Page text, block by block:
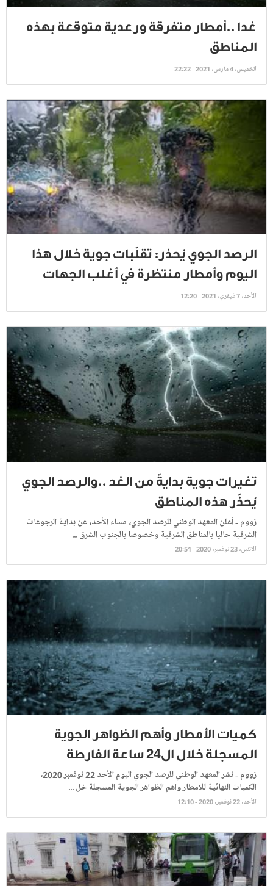
غدا ..أمطار متفرقة ورعدية متوقعة بهذه
المناطق
الخميس، 4 مارس، 2021 - 22:22
الرصد الجوي يُحذر: تقلّبات جوية خلال هذا
اليوم وأمطار منتظرة في أغلب الجهات
الأحد، 7 فيفري، 2021 - 12:20
تغيرات جوية بدايةً من الغد ..والرصد الجوي
يُحذّر هذه المناطق
زووم - أعلن المعهد الوطني للرصد الجوي، مساء الأحد، عن بداية الرجوعات
الشرقية حاليا بالمناطق الشرقية وخصوصا بالجنوب الشرق ...
الاثنين، 23 نوفمبر، 2020 - 20:51
كميات الأمطار وأهم الظواهر الجوية
المسجلة خلال ال24 ساعة الفارطة
زووم - نشر المعهد الوطني للرصد الجوي اليوم الأحد 22 نوفمبر 2020،
الكميات النهائية للامطار واهم الظواهر الجوية المسجلة خل ...
الأحد، 22 نوفمبر، 2020 - 12:10